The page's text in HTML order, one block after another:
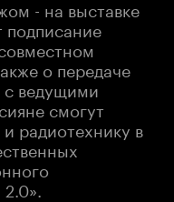
- на выставке
о передаче
с ведущими
смогут
радиотехнику в